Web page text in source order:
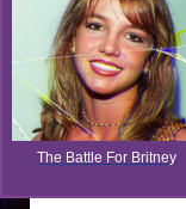
The Battle For Britney